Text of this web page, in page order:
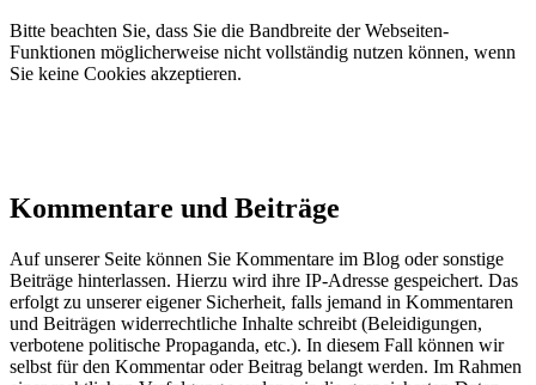
Bitte beachten Sie, dass Sie die Bandbreite der Webseiten-
Funktionen möglicherweise nicht vollständig nutzen können, wenn
Sie keine Cookies akzeptieren.
Kommentare und Beiträge
Auf unserer Seite können Sie Kommentare im Blog oder sonstige
Beiträge hinterlassen. Hierzu wird ihre IP-Adresse gespeichert. Das
erfolgt zu unserer eigener Sicherheit, falls jemand in Kommentaren
und Beiträgen widerrechtliche Inhalte schreibt (Beleidigungen,
verbotene politische Propaganda, etc.). In diesem Fall können wir
selbst für den Kommentar oder Beitrag belangt werden. Im Rahmen